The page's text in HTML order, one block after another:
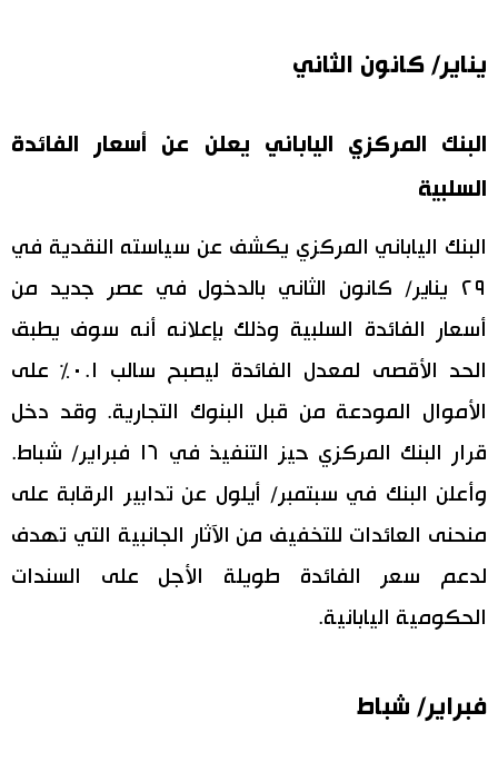
اقتصاد
ثقافة
لايف ستايل
إعلان
المطبخ الياباني
يناير/ كانون الثاني
البنك المركزي الياباني يعلن عن أسعار الفائدة
السلبية
البنك الياباني المركزي يكشف عن سياسته النقدية في
٢٩ يناير/ كانون الثاني بالدخول في عصر جديد من
أسعار الفائدة السلبية وذلك بإعلانه أنه سوف يطبق
الحد الأقصى لمعدل الفائدة ليصبح سالب ٠.١٪ على
الأموال المودعة من قبل البنوك التجارية. وقد دخل
قرار البنك المركزي حيز التنفيذ في ١٦ فبراير/ شباط.
وأعلن البنك في سبتمبر/ أيلول عن تدابير الرقابة على
منحنى العائدات للتخفيف من الآثار الجانبية التي تهدف
لدعم سعر الفائدة طويلة الأجل على السندات
الحكومية اليابانية.
فبراير/ شباط